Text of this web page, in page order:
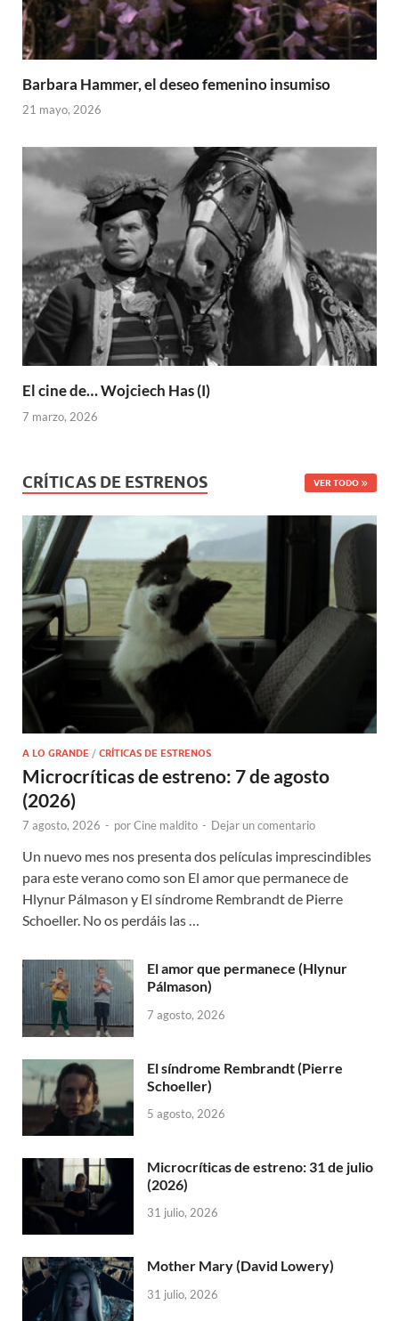
Barbara Hammer, el deseo femenino insumiso
21 mayo, 2026
El cine de… Wojciech Has (I)
7 marzo, 2026
CRÍTICAS DE ESTRENOS VER TODO
A LO GRANDE / CRÍTICAS DE ESTRENOS
Microcríticas de estreno: 7 de agosto
(2026)
7 agosto, 2026 - porCine maldito - Dejar un comentario
Un nuevo mes nos presenta dos películas imprescindibles
para este verano como son El amor que permanece de
Hlynur Pálmason y El síndrome Rembrandt de Pierre
Schoeller. No os perdáis las …
El amor que permanece (Hlynur
Pálmason)
7 agosto, 2026
El síndrome Rembrandt (Pierre
Schoeller)
5 agosto, 2026
Microcríticas de estreno: 31 de julio
(2026)
31 julio, 2026
Mother Mary (David Lowery)
31 julio, 2026